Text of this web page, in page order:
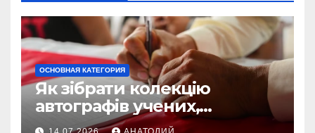
ОСНОВНАЯ КАТЕГОРИЯ
Як зібрати колекцію
автографів учених,
винахідників та IT-візіонерів